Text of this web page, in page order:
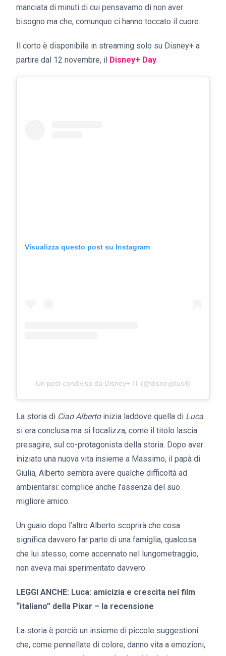
manciata di minuti di cui pensavamo di non aver
bisogno ma che, comunque ci hanno toccato il cuore.
Il corto è disponibile in streaming solo su Disney+ a
partire dal 12 novembre, il Disney+ Day.
Visualizza questo post su Instagram
Un post condiviso da Disney+ IT (@disneyplusit)
La storia di Ciao Albertoinizia laddove quella di Luca
si era conclusa ma si focalizza, come il titolo lascia
presagire, sul co-protagonista della storia. Dopo aver
iniziato una nuova vita insieme a Massimo, il papà di
Giulia, Alberto sembra avere qualche difficoltà ad
ambientarsi: complice anche l’assenza del suo
migliore amico.
Un guaio dopo l’altro Alberto scoprirà che cosa
significa davvero far parte di una famiglia, qualcosa
che lui stesso, come accennato nel lungometraggio,
non aveva mai sperimentato davvero.
LEGGI ANCHE: Luca: amicizia e crescita nel film
“italiano” della Pixar – la recensione
La storia è perciò un insieme di piccole suggestioni
che, come pennellate di colore, danno vita a emozioni,